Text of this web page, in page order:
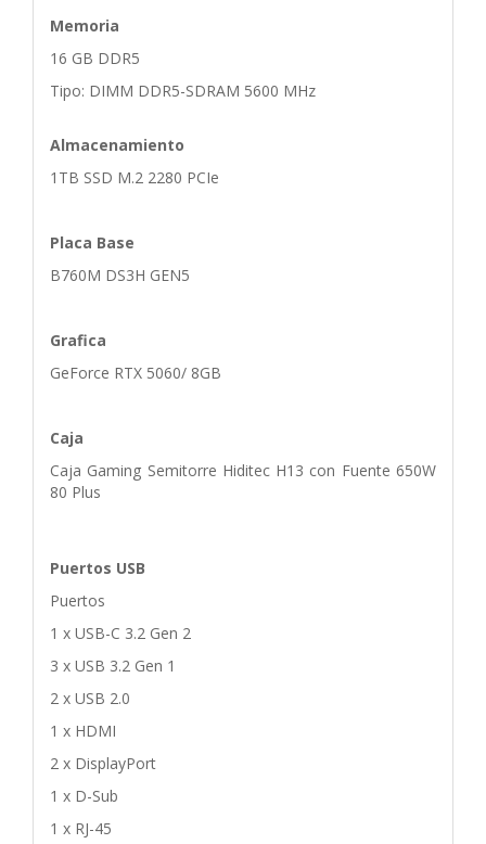
Memoria
16 GB DDR5
Tipo: DIMM DDR5-SDRAM 5600 MHz
Almacenamiento
1TB SSD M.2 2280 PCIe
Placa Base
B760M DS3H GEN5
Grafica
GeForce RTX 5060/ 8GB
Caja
Caja Gaming Semitorre Hiditec H13 con Fuente 650W
80 Plus
Puertos USB
Puertos
1 x USB-C 3.2 Gen 2
3 x USB 3.2 Gen 1
2 x USB 2.0
1 x HDMI
2 x DisplayPort
1 x D-Sub
1 x RJ-45